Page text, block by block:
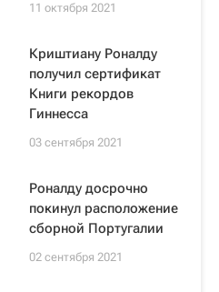
11 октября 2021
Криштиану Роналду
получил сертификат
Книги рекордов
Гиннесса
03 сентября 2021
Роналду досрочно
покинул расположение
сборной Португалии
02 сентября 2021